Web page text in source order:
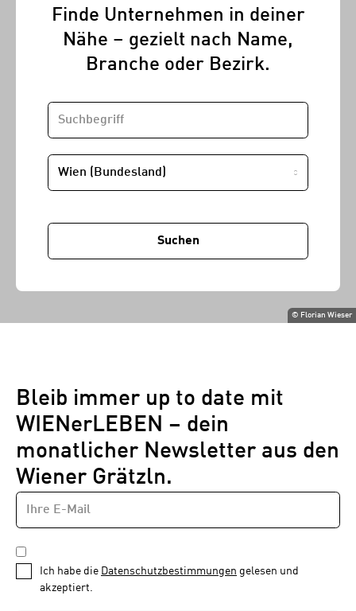
© Florian Wieser
Finde Unternehmen in deiner
Nähe – gezielt nach Name,
Branche oder Bezirk.
SUCHBEGRIFF
STANDORT
Suchen
Bleib immer up to date mit
WIENerLEBEN – dein
monatlicher Newsletter aus den
Wiener Grätzln.
Newsletter
1
von
E-
MAIL-
ADRESSE
DATENSCHUTZBESTIMMUNGEN
*
Ich habe die Datenschutzbestimmungen gelesen und
akzeptiert.